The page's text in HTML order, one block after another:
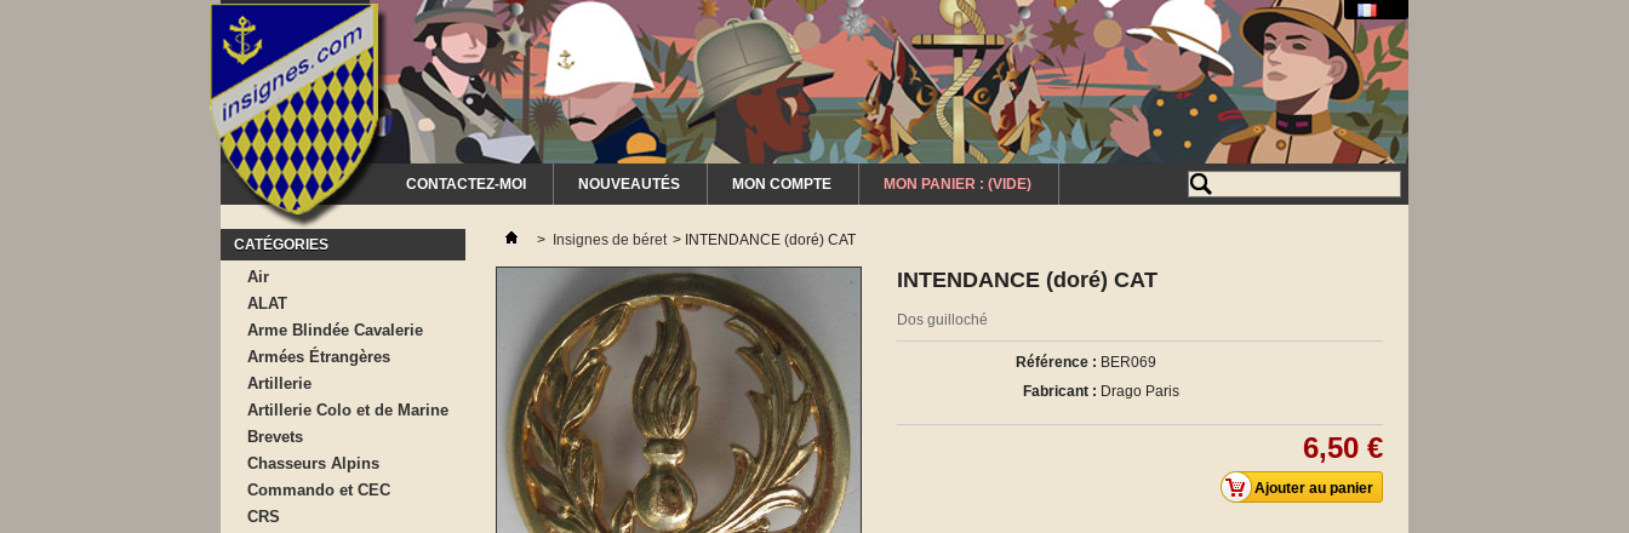
CONTACTEZ-MOI NOUVEAUTÉS MON COMPTE MON PANIER : (VIDE)
CATÉGORIES
Air
ALAT
Arme Blindée Cavalerie
Armées Étrangères
Artillerie
Artillerie Colo et de Marine
Brevets
Chasseurs Alpins
Commando et CEC
CRS
> Insignes de béret > INTENDANCE (doré) CAT
INTENDANCE (doré) CAT
Dos guilloché
Référence : BER069
Fabricant : Drago Paris
6,50 €